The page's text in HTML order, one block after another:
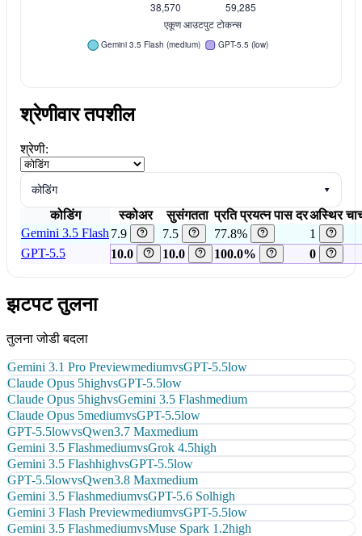
श्रेणीवार तपशील
श्रेणी:
कोडिंग ▾
कोडिंग स्कोअर सुसंगतता प्रति प्रयत्न पास दरअस्थिर
Gemini 3.5 Flash 7.9 7.5 77.8%
1
GPT-5.5
10.0 10.0 100.0% 0
झटपट तुलना
तुलना जोडी बदला
Gemini 3.1 Pro PreviewmediumvsGPT-5.5low
Claude Opus 5highvsGPT-5.5low
Claude Opus 5highvsGemini 3.5 Flashmedium
Claude Opus 5mediumvsGPT-5.5low
GPT-5.5lowvsQwen3.7 Maxmedium
Gemini 3.5 FlashmediumvsGrok 4.5high
Gemini 3.5 FlashhighvsGPT-5.5low
GPT-5.5lowvsQwen3.8 Maxmedium
Gemini 3.5 FlashmediumvsGPT-5.6 Solhigh
Gemini 3 Flash PreviewmediumvsGPT-5.5low
Gemini 3.5 FlashmediumvsMuse Spark 1.2high